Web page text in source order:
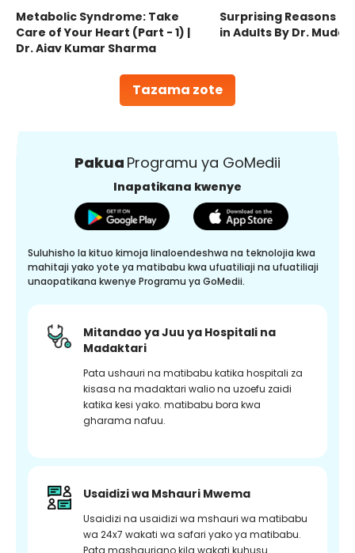
Tazama zote
Metabolic Syndrome: Take
Care of Your Heart (Part - 1) |
Dr. Ajay Kumar Sharma
Surprising Reasons
in Adults By Dr.
Pakua Programu ya GoMedii
Inapatikana kwenye
Suluhisho la kituo kimoja linaloendeshwa na teknolojia kwa
mahitaji yako yote ya matibabu kwa ufuatiliaji na ufuatiliaji
unaopatikana kwenye Programu ya GoMedii.
Mitandao ya Juu ya Hospitali na
Madaktari
Pata ushauri na matibabu katika hospitali za
kisasa na madaktari walio na uzoefu zaidi
katika kesi yako. matibabu bora kwa
gharama nafuu.
Usaidizi wa Mshauri Mwema
Usaidizi na usaidizi wa mshauri wa matibabu
wa 24x7 wakati wa safari yako ya matibabu.
Pata mashauriano kila wakati kuhusu